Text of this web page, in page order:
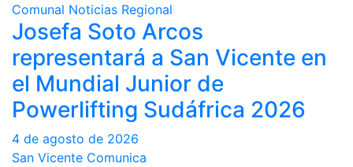
Comunal Noticias Regional
Josefa Soto Arcos
representará a San Vicente en
el Mundial Junior de
Powerlifting Sudáfrica 2026
4 de agosto de 2026
San Vicente Comunica